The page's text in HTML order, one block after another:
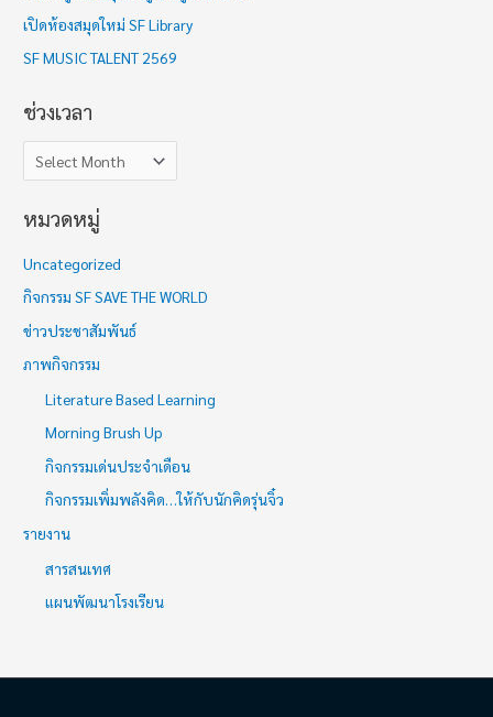
เปิดห้องสมุดใหม่ SF Library
SF MUSIC TALENT 2569
ช่วงเวลา
ล
า
หมวดหมู่
Uncategorized
กิจกรรม SF SAVE THE WORLD
ข่าวประชาสัมพันธ์
ภาพกิจกรรม
Literature Based Learning
Morning Brush Up
กิจกรรมเด่นประจำเดือน
กิจกรรมเพิ่มพลังคิด…ให้กับนักคิดรุ่นจิ๋ว
รายงาน
สารสนเทศ
แผนพัฒนาโรงเรียน